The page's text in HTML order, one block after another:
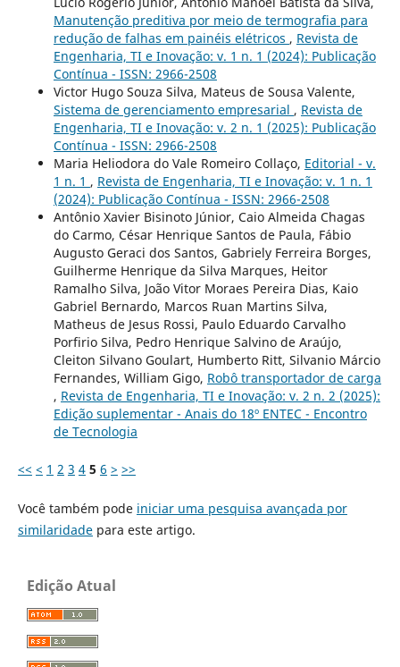
Manutenção preditiva por meio de termografia para
redução de falhas em painéis elétricos , Revista de
Engenharia, TI e Inovação: v. 1 n. 1 (2024): Publicação
Contínua - ISSN: 2966-2508
Victor Hugo Souza Silva, Mateus de Sousa Valente,
Sistema de gerenciamento empresarial , Revista de
Engenharia, TI e Inovação: v. 2 n. 1 (2025): Publicação
Contínua - ISSN: 2966-2508
Maria Heliodora do Vale Romeiro Collaço, Editorial - v.
1 n. 1 , Revista de Engenharia, TI e Inovação: v. 1 n. 1
(2024): Publicação Contínua - ISSN: 2966-2508
Antônio Xavier Bisinoto Júnior, Caio Almeida Chagas
do Carmo, César Henrique Santos de Paula, Fábio
Augusto Geraci dos Santos, Gabriely Ferreira Borges,
Guilherme Henrique da Silva Marques, Heitor
Ramalho Silva, João Vitor Moraes Pereira Dias, Kaio
Gabriel Bernardo, Marcos Ruan Martins Silva,
Matheus de Jesus Rossi, Paulo Eduardo Carvalho
Porfirio Silva, Pedro Henrique Salvino de Araújo,
Cleiton Silvano Goulart, Humberto Ritt, Silvanio Márcio
Fernandes, William Gigo, Robô transportador de carga
, Revista de Engenharia, TI e Inovação: v. 2 n. 2 (2025):
Edição suplementar - Anais do 18º ENTEC - Encontro
de Tecnologia
<< < 1 2 3 4 5 6 > >>
Você também pode iniciar uma pesquisa avançada por
similaridadepara este artigo.
Edição Atual